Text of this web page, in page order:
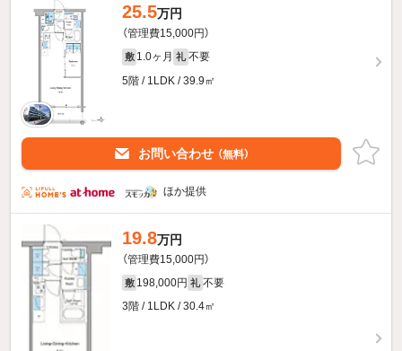
25.5万円
（管理費15,000円）
敷 1.0ヶ月 礼 不要
5階 / 1LDK / 39.9㎡
お問い合わせ （無料）
ほか提供
19.8万円
（管理費15,000円）
敷 198,000円 礼 不要
3階 / 1LDK / 30.4㎡